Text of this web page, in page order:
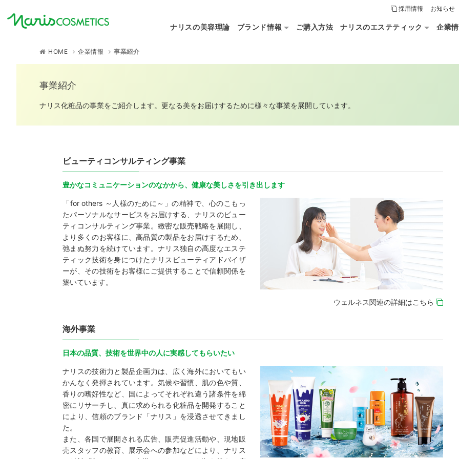
採用情報 お知らせ
ナリスの美容理論 ブランド情報 ご購入方法 ナリスのエステティック 企業
HOME 企業情報 事業紹介
事業紹介
ナリス化粧品の事業をご紹介します。更なる美をお届けするために様々な事業を展開しています。
ビューティコンサルティング事業
豊かなコミュニケーションのなかから、健康な美しさを引き出します
「for others ～人様のために～」の精神で、心のこもっ
たパーソナルなサービスをお届けする、ナリスのビュー
ティコンサルティング事業。緻密な販売戦略を展開し、
より多くのお客様に、高品質の製品をお届けするため、
弛まぬ努力を続けています。ナリス独自の高度なエステ
ティック技術を身につけたナリスビューティアドバイザ
ーが、その技術をお客様にご提供することで信頼関係を
築いています。
ウェルネス関連の詳細はこちら
海外事業
日本の品質、技術を世界中の人に実感してもらいたい
ナリスの技術力と製品企画力は、広く海外においてもい
かんなく発揮されています。気候や習慣、肌の色や質、
香りの嗜好性など、国によってそれぞれ違う諸条件を綿
密にリサーチし、真に求められる化粧品を開発すること
により、信頼のブランド「ナリス」を浸透させてきまし
た。
また、各国で展開される広告、販売促進活動や、現地販
売スタッフの教育、展示会への参加などにより、ナリス